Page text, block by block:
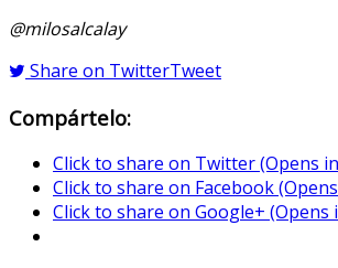
@milosalcalay
Share on TwitterTweet
Compártelo:
Click to share on Twitter (Opens
Click to share on Facebook
Click to share on Google+ (Opens